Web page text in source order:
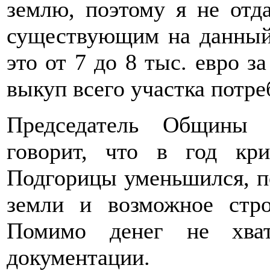
землю, поэтому я не
существующим на
это от 7 до 8 тыс. евро
выкуп всего участка
Председатель
говорит, что в год
Подгорицы уменьшился,
земли и возможное
Помимо денег не
документации.